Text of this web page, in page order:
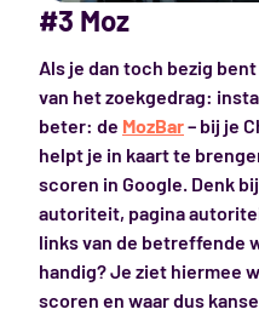
#3 Moz
Als je dan toch bezig
van het zoekgedrag:
beter: de MozBar– bij je
helpt je in kaart te
scoren in Google. Denk
autoriteit, pagina
links van de betreffende
handig? Je ziet hiermee
scoren en waar dus